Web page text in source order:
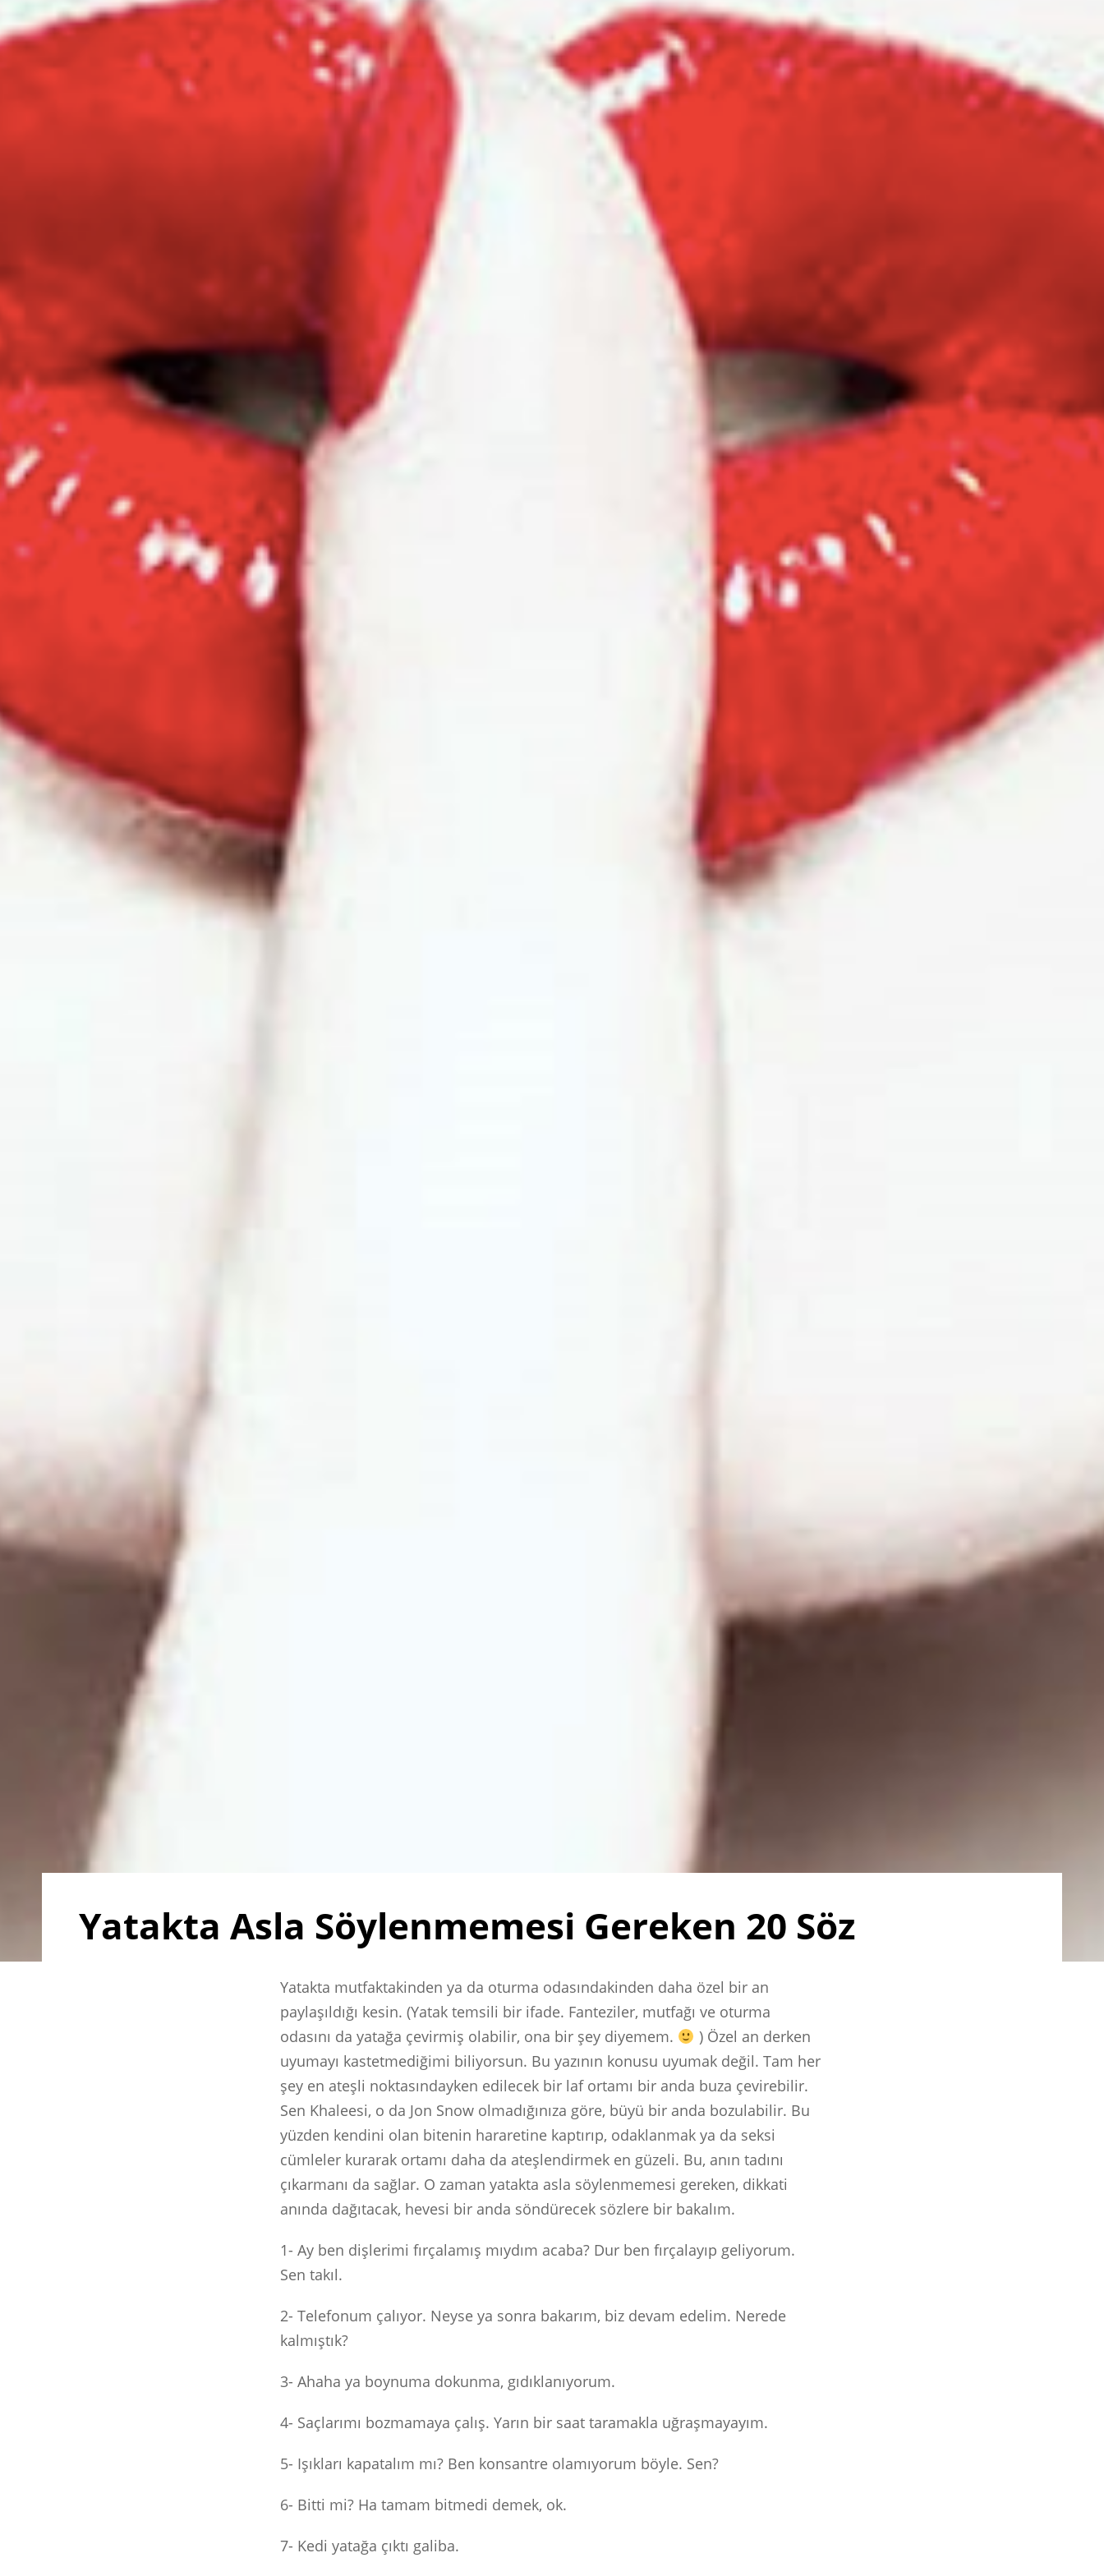
Yatakta Asla Söylenmemesi Gereken 20 Söz
Yatakta mutfaktakinden ya da oturma odasındakinden daha özel bir an
paylaşıldığı kesin. (Yatak temsili bir ifade. Fanteziler, mutfağı ve oturma
odasını da yatağa çevirmiş olabilir, ona bir şey diyemem.
) Özel an derken
uyumayı kastetmediğimi biliyorsun. Bu yazının konusu uyumak değil. Tam her
şey en ateşli noktasındayken edilecek bir laf ortamı bir anda buza çevirebilir.
Sen Khaleesi, o da Jon Snow olmadığınıza göre, büyü bir anda bozulabilir. Bu
yüzden kendini olan bitenin hararetine kaptırıp, odaklanmak ya da seksi
cümleler kurarak ortamı daha da ateşlendirmek en güzeli. Bu, anın tadını
çıkarmanı da sağlar. O zaman yatakta asla söylenmemesi gereken, dikkati
anında dağıtacak, hevesi bir anda söndürecek sözlere bir bakalım.
1- Ay ben dişlerimi fırçalamış mıydım acaba? Dur ben fırçalayıp geliyorum.
Sen takıl.
2- Telefonum çalıyor. Neyse ya sonra bakarım, biz devam edelim. Nerede
kalmıştık?
3- Ahaha ya boynuma dokunma, gıdıklanıyorum.
4- Saçlarımı bozmamaya çalış. Yarın bir saat taramakla uğraşmayayım.
5- Işıkları kapatalım mı? Ben konsantre olamıyorum böyle. Sen?
6- Bitti mi? Ha tamam bitmedi demek, ok.
7- Kedi yatağa çıktı galiba.